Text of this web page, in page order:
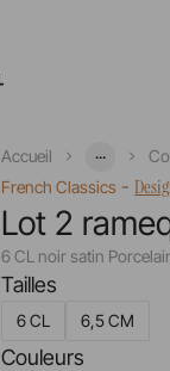
Accueil ...
French Classics -
Lot 2
6 CL noir satin
Tailles
6 CL 6,5 CM
Couleurs